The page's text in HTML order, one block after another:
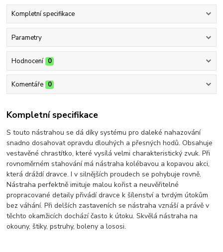
Kompletní specifikace
Parametry
Hodnocení 0
Komentáře 0
Kompletní specifikace
S touto nástrahou se dá díky systému pro daleké nahazování
snadno dosahovat opravdu dlouhých a přesných hodů. Obsahuje
vestavěné chrastítko, které vysílá velmi charakteristický zvuk. Při
rovnoměrném stahování má nástraha kolébavou a kopavou akci,
která dráždí dravce. I v silnějších proudech se pohybuje rovně.
Nástraha perfektně imituje malou kořist a neuvěřitelné
propracované detaily přivádí dravce k šílenství a tvrdým útokům
bez váhání. Při delších zastaveních se nástraha vznáší a právě v
těchto okamžicích dochází často k útoku. Skvělá nástraha na
okouny, štiky, pstruhy, boleny a lososi.